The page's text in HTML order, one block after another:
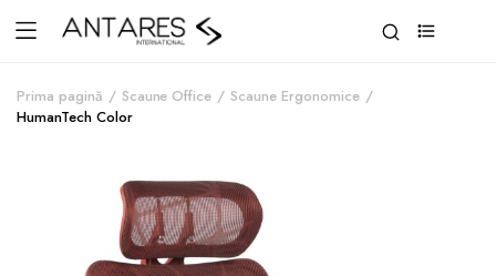
Prima pagină Scaune Office
Scaune Ergonomice
HumanTech Color